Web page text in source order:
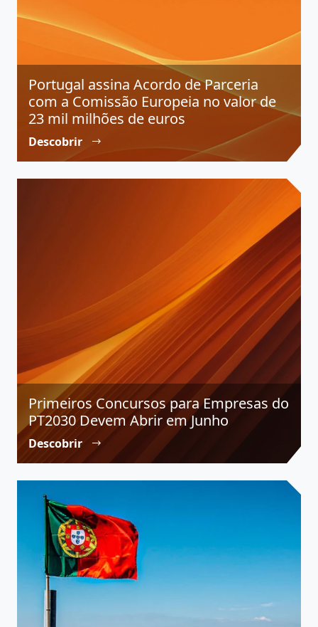
Portugal assina Acordo de Parceria
com a Comissão Europeia no valor de
23 mil milhões de euros
Descobrir
Primeiros Concursos para Empresas do
PT2030 Devem Abrir em Junho
Descobrir